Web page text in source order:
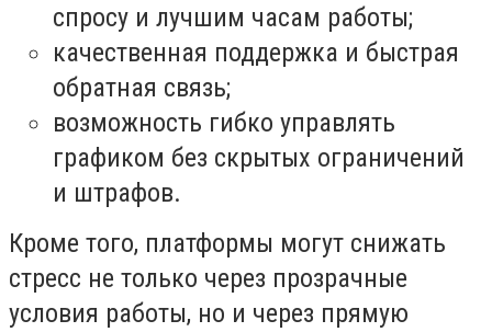
спросу и лучшим часам работы;
качественная поддержка и быстрая
обратная связь;
возможность гибко управлять
графиком без скрытых ограничений
и штрафов.
Кроме того, платформы могут снижать
стресс не только через прозрачные
условия работы, но и через прямую